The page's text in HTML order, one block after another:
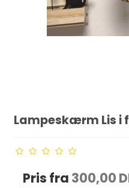
Lampeskærm Lis i
Pris fra 300,00